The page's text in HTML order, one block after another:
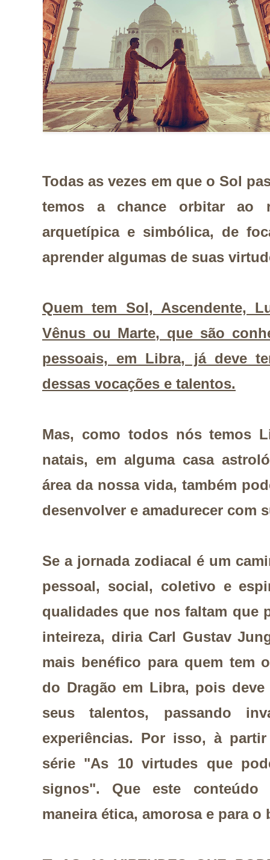
Todas as vezes em que o Sol
temos a chance orbitar ao
arquetípica e simbólica, de
aprender algumas de suas
Quem tem Sol, Ascendente,
Vênus ou Marte, que são
pessoais, em Libra, já deve
dessas vocações e talentos.
Mas, como todos nós temos
natais, em alguma casa
área da nossa vida, também
desenvolver e amadurecer com
Se a jornada zodiacal é um
pessoal, social, coletivo e
qualidades que nos faltam que
inteireza, diria Carl Gustav
mais benéfico para quem tem
do Dragão em Libra, pois
seus talentos, passando
experiências. Por isso, à
série "As 10 virtudes que
signos". Que este conteúdo
maneira ética, amorosa e para